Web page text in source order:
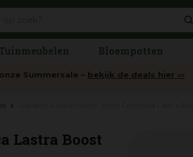
Tuinmeubelen Bloempotten
Summersale – bekijk de deals hier ›››
Lastra Boost